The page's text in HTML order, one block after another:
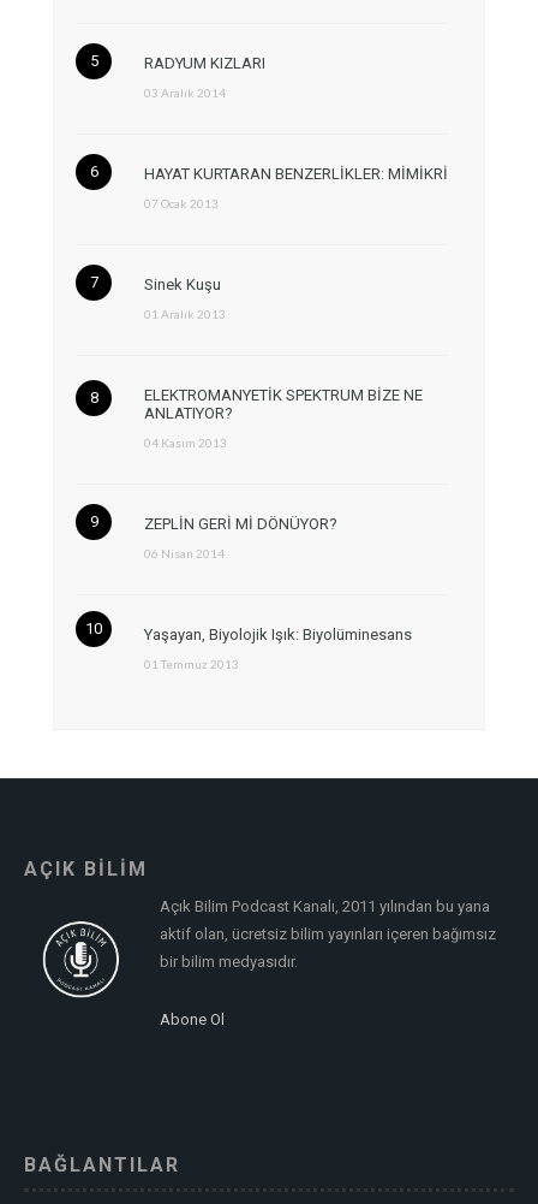
RADYUM KIZLARI
03 Aralık 2014
HAYAT KURTARAN BENZERLİKLER: MİMİKRİ
07 Ocak 2013
Sinek Kuşu
01 Aralık 2013
ELEKTROMANYETİK SPEKTRUM BİZE NE
ANLATIYOR?
04 Kasım 2013
ZEPLİN GERİ Mİ DÖNÜYOR?
06 Nisan 2014
Yaşayan, Biyolojik Işık: Biyolüminesans
01 Temmuz 2013
AÇIK BİLİM
Açık Bilim Podcast Kanalı, 2011 yılından bu yana
aktif olan, ücretsiz bilim yayınları içeren bağımsız
bir bilim medyasıdır.
Abone Ol
BAĞLANTILAR